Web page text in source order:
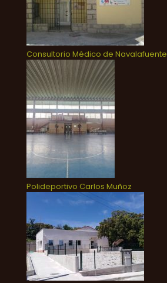
Consultorio Médico de Navalafuente
Polideportivo Carlos Muñoz